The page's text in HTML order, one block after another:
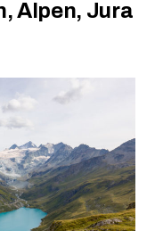
Alpen, Jura